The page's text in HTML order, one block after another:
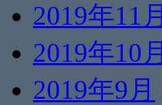
2019年11月
2019年10月
2019年9月